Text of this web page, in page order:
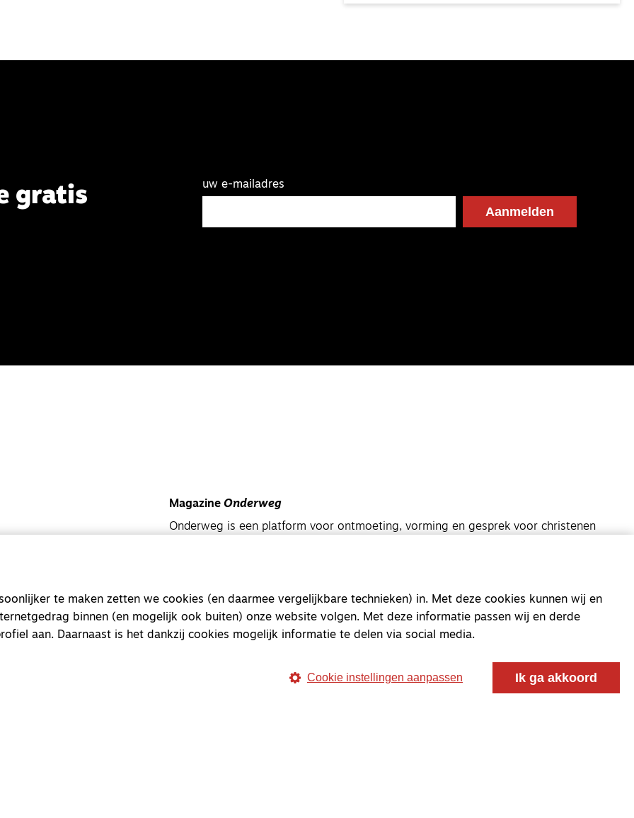
gratis
uw e-mailadres
Magazine Onderweg
Onderweg is een platform voor ontmoeting, vorming en gesprek voor christenen
Kvk-nummer 33277063
NL46 INGB 0117 5827 86
te maken zetten we cookies (en daarmee vergelijkbare technieken) in. Met deze cookies kunnen wij en
binnen (en mogelijk ook buiten) onze website volgen. Met deze informatie passen wij en derde
aan. Daarnaast is het dankzij cookies mogelijk informatie te delen via social media.
Cookie instellingen aanpassen Ik ga akkoord